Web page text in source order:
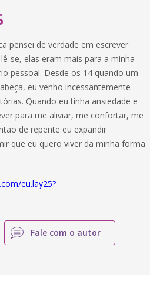
pensei de verdade em escrever
se, elas eram mais para a minha
pessoal. Desde os 14 quando um
eu venho incessantemente
Quando eu tinha ansiedade e
para me aliviar, me confortar, me
de repente eu expandir
que eu quero viver da minha forma
eu.lay25?
Fale com o autor